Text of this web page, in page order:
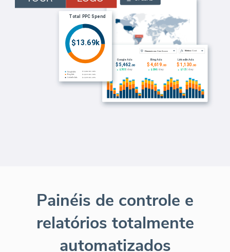
Painéis de controle e
relatórios totalmente
automatizados